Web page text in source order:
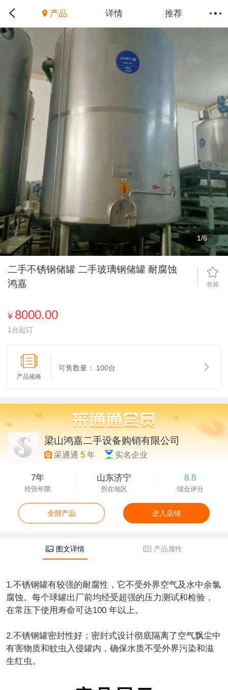
产品 详情 推荐
1/6
二手不锈钢储罐 二手玻璃钢储罐 耐腐蚀
鸿嘉
收藏
¥ 8000.00
1台起订
产品规格
可售数量： 100台
梁山鸿嘉二手设备购销有限公司
采通通5 年 实名企业
7年
经营年限
山东济宁
所在地区
8.8
综合评分
全部产品 进入店铺
图文详情 产品属性
1.不锈钢罐有较强的耐腐性，它不受外界空气及水中余氯
腐蚀。每个球罐出厂前均经受超强的压力测试和检验，
在常压下使用寿命可达100 年以上。
2.不锈钢罐密封性好；密封式设计彻底隔离了空气飘尘中
有害物质和蚊虫入侵罐内，确保水质不受外界污染和滋
生红虫。